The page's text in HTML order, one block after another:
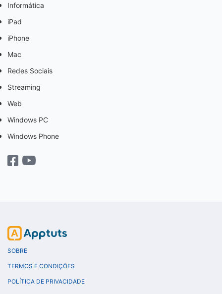
Informática
iPad
iPhone
Mac
Redes Sociais
Streaming
Web
Windows PC
Windows Phone
SOBRE
TERMOS E CONDIÇÕES
POLÍTICA DE PRIVACIDADE